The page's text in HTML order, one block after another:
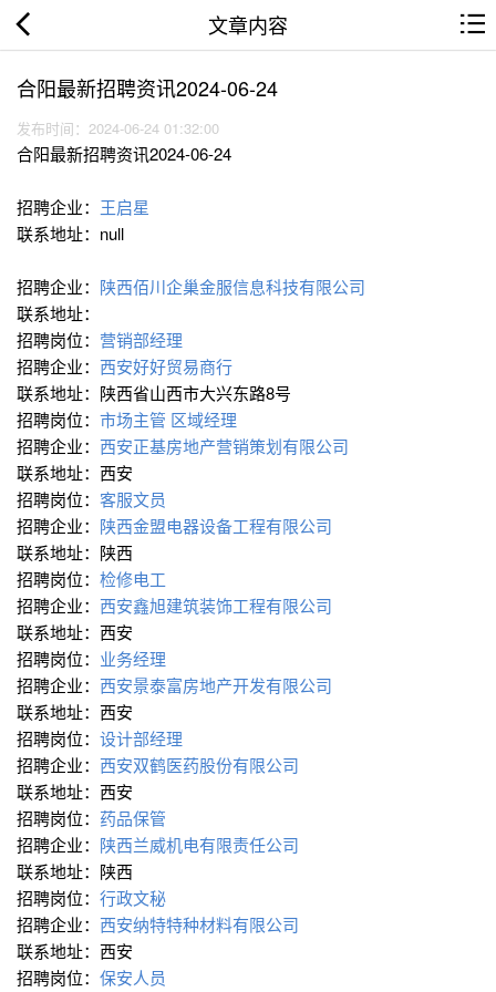
文章内容
合阳最新招聘资讯2024-06-24
发布时间：2024-06-24 01:32:00
合阳最新招聘资讯2024-06-24
招聘企业： 王启星
联系地址：null
招聘企业： 陕西佰川企巢金服信息科技有限公司
联系地址：
招聘岗位： 营销部经理
招聘企业： 西安好好贸易商行
联系地址：陕西省山西市大兴东路8号
招聘岗位： 市场主管 区域经理
招聘企业： 西安正基房地产营销策划有限公司
联系地址：西安
招聘岗位： 客服文员
招聘企业： 陕西金盟电器设备工程有限公司
联系地址：陕西
招聘岗位： 检修电工
招聘企业： 西安鑫旭建筑装饰工程有限公司
联系地址：西安
招聘岗位： 业务经理
招聘企业： 西安景泰富房地产开发有限公司
联系地址：西安
招聘岗位： 设计部经理
招聘企业： 西安双鹤医药股份有限公司
联系地址：西安
招聘岗位： 药品保管
招聘企业： 陕西兰威机电有限责任公司
联系地址：陕西
招聘岗位： 行政文秘
招聘企业： 西安纳特特种材料有限公司
联系地址：西安
招聘岗位： 保安人员